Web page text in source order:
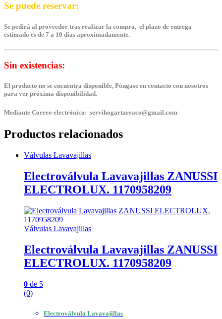
Se puede reservar:
Se pedirá al proveedor tras realizar la compra, el plazo de entrega
estimado es de 7 a 10 días aproximadamente.
Sin existencias:
El producto no se encuentra disponible, Póngase en contacto con nosotros
para ver próxima disponibilidad.
Mediante Correo electrónico: servihogartarraco@gmail.com
Productos relacionados
Válvulas Lavavajillas
Electroválvula Lavavajillas ZANUSSI
ELECTROLUX. 1170958209
Válvulas Lavavajillas
Electroválvula Lavavajillas ZANUSSI
ELECTROLUX. 1170958209
0 de 5
(0)
Electroválvula Lavavajillas